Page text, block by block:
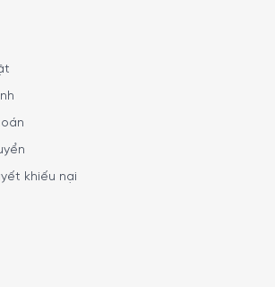
lượng và cực kỳ yên tĩnh
được tích hợp động cơ EcoSilence Drive
xuống mức tối thiểu, ít hơn 80% so với
khác. Động cơ này cũng giúp hệ
khiếu nại